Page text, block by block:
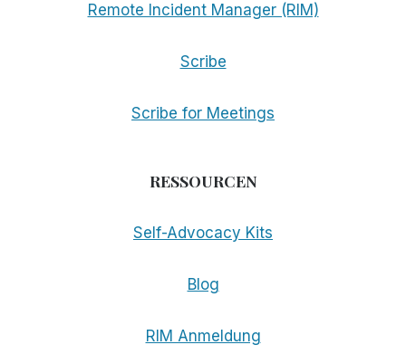
Remote Incident Manager (RIM)
Scribe
Scribe for Meetings
RESSOURCEN
Self-Advocacy Kits
Blog
RIM Anmeldung